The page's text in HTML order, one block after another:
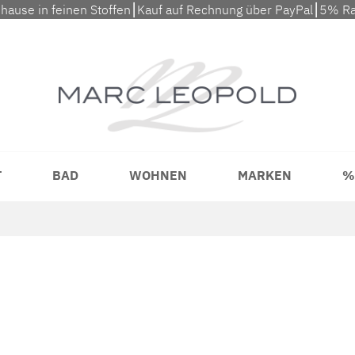
in feinen Stoffen⎮Kauf auf Rechnung über PayPal⎮5%
BAD WOHNEN MARKEN